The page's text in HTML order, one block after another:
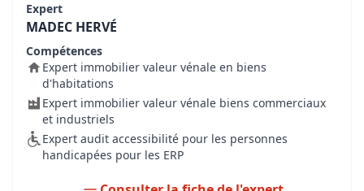
Expert
MADEC HERVÉ
Compétences
Expert immobilier valeur vénale en biens
d'habitations
Expert immobilier valeur vénale biens commerciaux
et industriels
Expert audit accessibilité pour les personnes
handicapées pour les ERP